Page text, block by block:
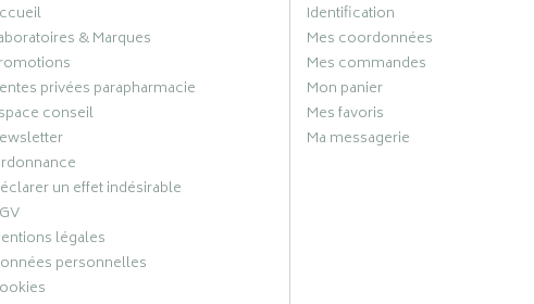
& Marques
privées parapharmacie
conseil
un effet indésirable
légales
personnelles
Identification
Mes coordonnées
Mes commandes
Mon panier
Mes favoris
Ma messagerie